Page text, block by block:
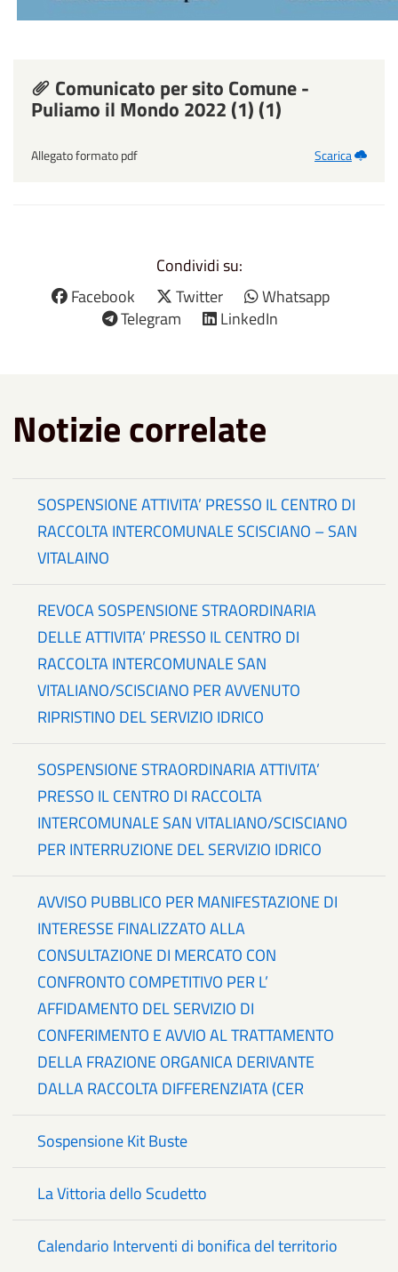
Comunicato per sito Comune -
Puliamo il Mondo 2022 (1) (1)
Allegato formato pdf Scarica
Condividi su:
Facebook
Twitter
Whatsapp
Telegram
LinkedIn
Notizie correlate
SOSPENSIONE ATTIVITA’ PRESSO IL CENTRO DI
RACCOLTA INTERCOMUNALE SCISCIANO – SAN
VITALAINO
REVOCA SOSPENSIONE STRAORDINARIA
DELLE ATTIVITA’ PRESSO IL CENTRO DI
RACCOLTA INTERCOMUNALE SAN
VITALIANO/SCISCIANO PER AVVENUTO
RIPRISTINO DEL SERVIZIO IDRICO
SOSPENSIONE STRAORDINARIA ATTIVITA’
PRESSO IL CENTRO DI RACCOLTA
INTERCOMUNALE SAN VITALIANO/SCISCIANO
PER INTERRUZIONE DEL SERVIZIO IDRICO
AVVISO PUBBLICO PER MANIFESTAZIONE DI
INTERESSE FINALIZZATO ALLA
CONSULTAZIONE DI MERCATO CON
CONFRONTO COMPETITIVO PER L’
AFFIDAMENTO DEL SERVIZIO DI
CONFERIMENTO E AVVIO AL TRATTAMENTO
DELLA FRAZIONE ORGANICA DERIVANTE
DALLA RACCOLTA DIFFERENZIATA (CER
Sospensione Kit Buste
La Vittoria dello Scudetto
Calendario Interventi di bonifica del territorio